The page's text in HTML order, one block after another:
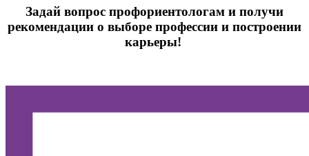
Задай вопрос профориентологам и получи
рекомендации о выборе профессии и построении
карьеры!